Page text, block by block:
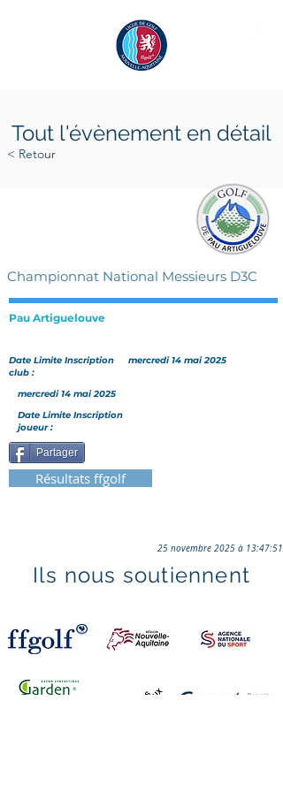
Tout l'évènement en détail
< Retour
Championnat National Messieurs D3C
Pau Artiguelouve
Date Limite Inscription
club :
mercredi 14 mai 2025
mercredi 14 mai 2025
Date Limite Inscription
joueur :
Partager
Résultats ffgolf
25 novembre 2025 à 13:47:51
Ils nous soutiennent